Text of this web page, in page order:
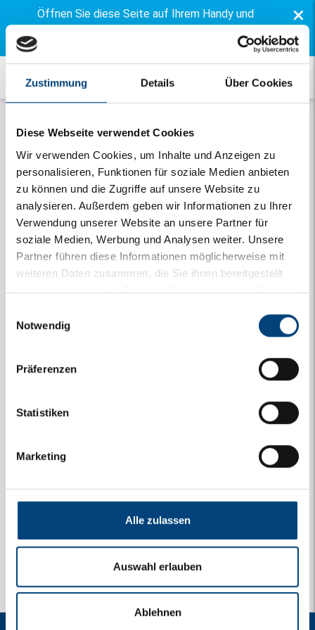
Zustimmung Details Über Cookies
Diese Webseite verwendet Cookies
Wir verwenden Cookies, um Inhalte und Anzeigen zu
personalisieren, Funktionen für soziale Medien anbieten
zu können und die Zugriffe auf unsere Website zu
analysieren. Außerdem geben wir Informationen zu Ihrer
Verwendung unserer Website an unsere Partner für
soziale Medien, Werbung und Analysen weiter. Unsere
Partner führen diese Informationen möglicherweise mit
weiteren Daten zusammen, die Sie ihnen bereitgestellt
haben oder die sie im Rahmen Ihrer Nutzung der Dienste
Notwendig
Präferenzen
Statistiken
Marketing
Alle zulassen
Auswahl erlauben
Ablehnen
Öffnen Sie diese Seite auf Ihrem Handy und
installieren Sie unsere kostenlose App
×
Onthouden
Einloggen